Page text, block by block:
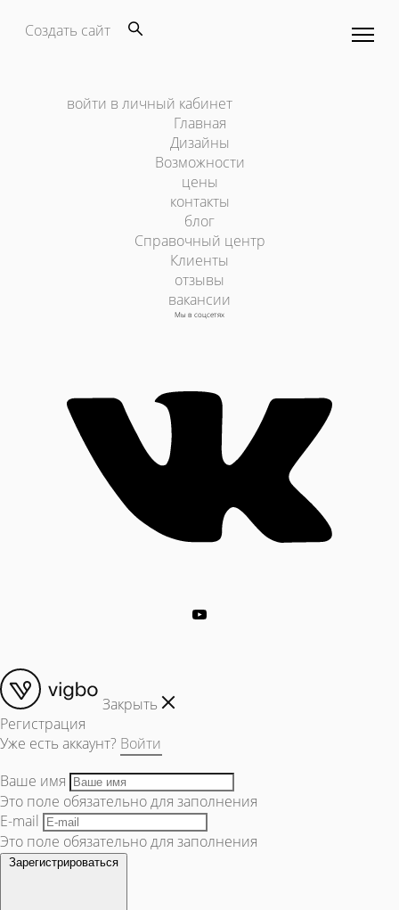
Создать сайт
войти в личный кабинет
Главная
Дизайны
Возможности
цены
контакты
блог
Справочный центр
Клиенты
отзывы
вакансии
Мы в соцсетях
Закрыть
Регистрация
Уже есть аккаунт? Войти
Ваше имя
Это поле обязательно для заполнения
E-mail
Это поле обязательно для заполнения
Зарегистрироваться